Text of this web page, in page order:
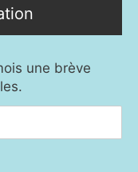
une brève